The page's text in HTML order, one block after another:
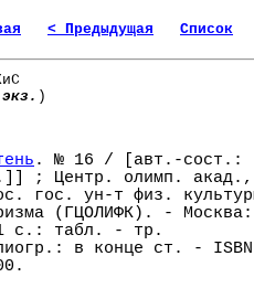
< Предыдущая Список
)
. № 16 / [авт.-сост.:
; Центр. олимп. акад.,
гос. ун-т физ.
(ГЦОЛИФК). - Москва:
с.: табл. - тр.
в конце ст. - ISBN